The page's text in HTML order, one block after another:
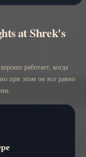
at Shrek's
работает, когда
при этом он все равно